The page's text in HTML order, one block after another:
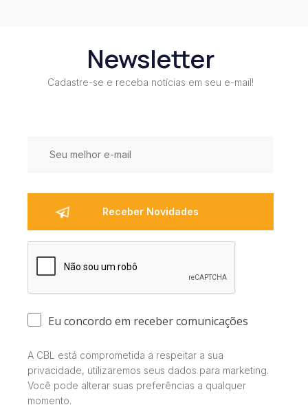
Newsletter
Cadastre-se e receba notícias em seu e-mail!
Eu concordo em receber comunicações
A CBL está comprometida a respeitar a sua
privacidade, utilizaremos seus dados para marketing.
Você pode alterar suas preferências a qualquer
momento.